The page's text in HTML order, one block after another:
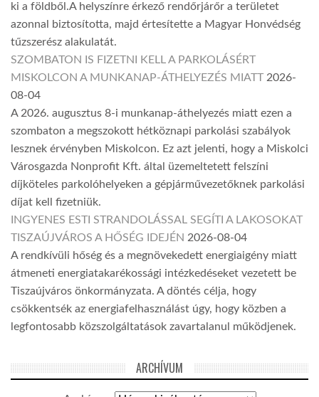
ki a földből.A helyszínre érkező rendőrjárőr a területet
azonnal biztosította, majd értesítette a Magyar Honvédség
tűzszerész alakulatát.
SZOMBATON IS FIZETNI KELL A PARKOLÁSÉRT
MISKOLCON A MUNKANAP-ÁTHELYEZÉS MIATT 2026-
08-04
A 2026. augusztus 8-i munkanap-áthelyezés miatt ezen a
szombaton a megszokott hétköznapi parkolási szabályok
lesznek érvényben Miskolcon. Ez azt jelenti, hogy a Miskolci
Városgazda Nonprofit Kft. által üzemeltetett felszíni
díjköteles parkolóhelyeken a gépjárművezetőknek parkolási
díjat kell fizetniük.
INGYENES ESTI STRANDOLÁSSAL SEGÍTI A LAKOSOKAT
TISZAÚJVÁROS A HŐSÉG IDEJÉN 2026-08-04
A rendkívüli hőség és a megnövekedett energiaigény miatt
átmeneti energiatakarékossági intézkedéseket vezetett be
Tiszaújváros önkormányzata. A döntés célja, hogy
csökkentsék az energiafelhasználást úgy, hogy közben a
legfontosabb közszolgáltatások zavartalanul működjenek.
ARCHÍVUM